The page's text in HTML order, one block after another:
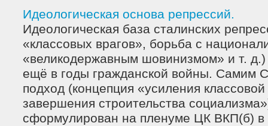
Идеологическая основа репрессий.
Идеологическая база сталинских
«классовых врагов», борьба с
«великодержавным шовинизмом» и т.
ещё в годы гражданской войны. Самим
подход (концепция «усиления
завершения строительства
сформулирован на пленуме ЦК ВКП(б)